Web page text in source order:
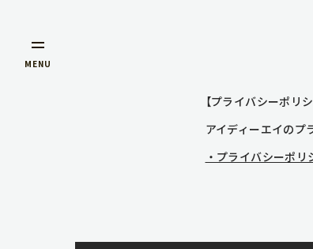
MENU
【プライバシーポリ
アイディーエイのプ
・プライバシーポ